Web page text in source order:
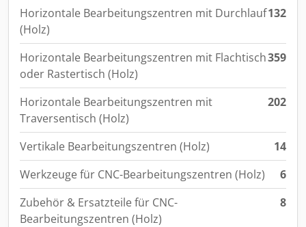
Horizontale Bearbeitungszentren mit Durchlauf
(Holz)
132
Horizontale Bearbeitungszentren mit Flachtisch
oder Rastertisch (Holz)
359
Horizontale Bearbeitungszentren mit
Traversentisch (Holz)
202
Vertikale Bearbeitungszentren (Holz)
14
Werkzeuge für CNC-Bearbeitungszentren (Holz)
6
Zubehör & Ersatzteile für CNC-
Bearbeitungszentren (Holz)
8